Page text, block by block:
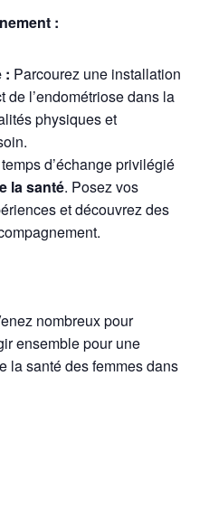
:
: Parcourez une installation
de l’endométriose dans la
physiques et
d’échange privilégié
la santé. Posez vos
et découvrez des
nombreux pour
ensemble pour une
la santé des femmes dans